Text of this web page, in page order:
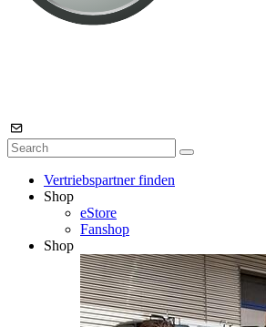
Vertriebspartner finden
Shop
eStore
Fanshop
Shop